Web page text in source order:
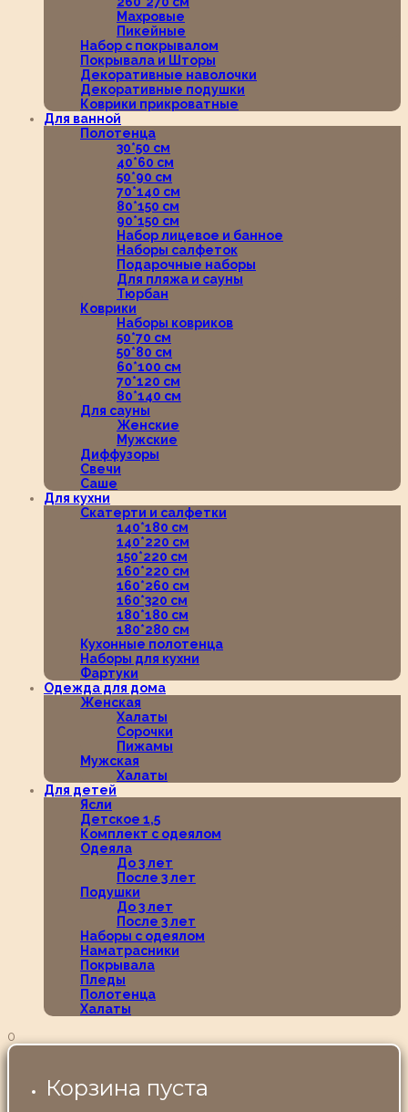
Махровые
Пикейные
Набор с покрывалом
Покрывала и Шторы
Декоративные наволочки
Декоративные подушки
Коврики прикроватные
Для ванной
Полотенца
30*50 см
40*60 см
50*90 см
70*140 см
80*150 см
90*150 см
Набор лицевое и банное
Наборы салфеток
Подарочные наборы
Для пляжа и сауны
Тюрбан
Коврики
Наборы ковриков
50*70 см
50*80 см
60*100 см
70*120 см
80*140 см
Для сауны
Женские
Мужские
Диффузоры
Свечи
Саше
Для кухни
Скатерти и салфетки
140*180 см
140*220 см
150*220 см
160*220 см
160*260 см
160*320 см
180*180 см
180*280 см
Кухонные полотенца
Наборы для кухни
Фартуки
Одежда для дома
Женская
Халаты
Сорочки
Пижамы
Мужская
Халаты
Для детей
Ясли
Детское 1,5
Комплект с одеялом
Одеяла
До 3 лет
После 3 лет
Подушки
До 3 лет
После 3 лет
Наборы с одеялом
Наматрасники
Покрывала
Пледы
Полотенца
Халаты
0
Корзина пуста